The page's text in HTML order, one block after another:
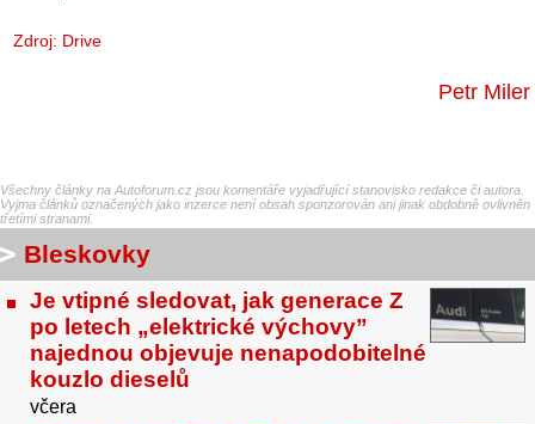
Zdroj: Drive
Petr Miler
Všechny články na Autoforum.cz jsou komentáře vyjadřující stanovisko redakce či autora.
Vyjma článků označených jako inzerce není obsah sponzorován ani jinak obdobně ovlivněn
třetími stranami.
Bleskovky
Je vtipné sledovat, jak generace Z
po letech „elektrické výchovy”
najednou objevuje nenapodobitelné
kouzlo dieselů
včera